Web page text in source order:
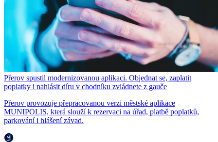
Přerov spustil modernizovanou aplikaci. Objednat se, zaplatit
poplatky i nahlásit díru v chodníku zvládnete z gauče
Přerov provozuje přepracovanou verzi městské aplikace
MUNIPOLIS, která slouží k rezervaci na úřad, platbě poplatků,
parkování i hlášení závad.